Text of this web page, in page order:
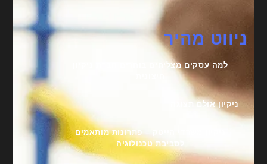
ניווט מהיר
למה עסקים מצליחים בוחרים חברת ניקיון
ניקיון אולם תצוגה
ניקיון משרדי הייטק – פתרונות מותאמים
לסביבת טכנולוגיה